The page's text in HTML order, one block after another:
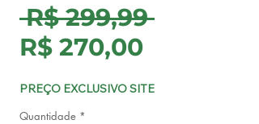
R$ 299,99 Preço
R$ 270,00Preço
PREÇO EXCLUSIVO SITE
Quantidade *